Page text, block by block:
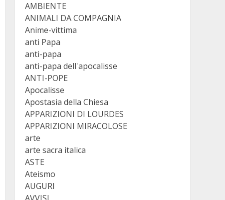
AMBIENTE
ANIMALI DA COMPAGNIA
Anime-vittima
anti Papa
anti-papa
anti-papa dell'apocalisse
ANTI-POPE
Apocalisse
Apostasia della Chiesa
APPARIZIONI DI LOURDES
APPARIZIONI MIRACOLOSE
arte
arte sacra italica
ASTE
Ateismo
AUGURI